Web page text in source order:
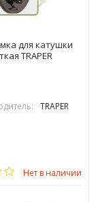
для катушки
TRAPER
TRAPER
Нет в наличии